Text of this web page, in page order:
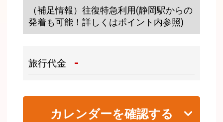
（補足情報）往復特急利用(静岡駅からの
発着も可能！詳しくはポイント内参照)
旅行代金 -
カレンダーを確認する